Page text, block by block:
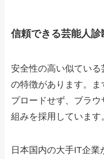
信頼できる芸能人
安全性の高い似てい
の特徴があります。
プロードせず、ブラ
組みを採用しています
日本国内の大手IT企